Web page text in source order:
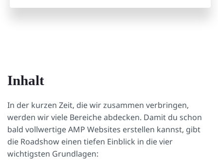
Inhalt
In der kurzen Zeit, die wir zusammen verbringen,
werden wir viele Bereiche abdecken. Damit du schon
bald vollwertige AMP Websites erstellen kannst, gibt
die Roadshow einen tiefen Einblick in die vier
wichtigsten Grundlagen: